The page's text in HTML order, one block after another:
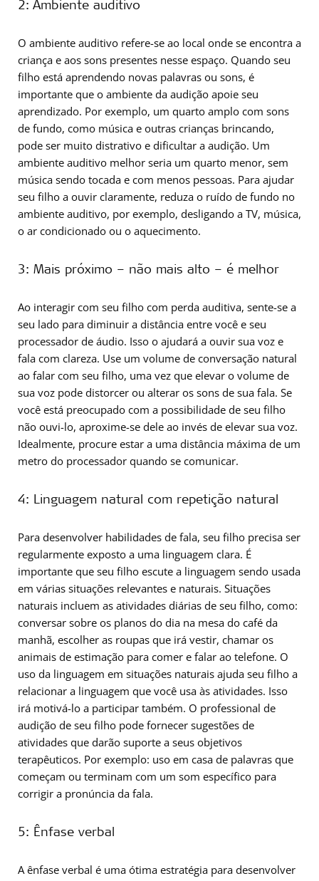
2: Ambiente auditivo
O ambiente auditivo refere-se ao local onde se encontra a
criança e aos sons presentes nesse espaço. Quando seu
filho está aprendendo novas palavras ou sons, é
importante que o ambiente da audição apoie seu
aprendizado. Por exemplo, um quarto amplo com sons
de fundo, como música e outras crianças brincando,
pode ser muito distrativo e dificultar a audição. Um
ambiente auditivo melhor seria um quarto menor, sem
música sendo tocada e com menos pessoas. Para ajudar
seu filho a ouvir claramente, reduza o ruído de fundo no
ambiente auditivo, por exemplo, desligando a TV, música,
o ar condicionado ou o aquecimento.
3: Mais próximo – não mais alto – é melhor
Ao interagir com seu filho com perda auditiva, sente-se a
seu lado para diminuir a distância entre você e seu
processador de áudio. Isso o ajudará a ouvir sua voz e
fala com clareza. Use um volume de conversação natural
ao falar com seu filho, uma vez que elevar o volume de
sua voz pode distorcer ou alterar os sons de sua fala. Se
você está preocupado com a possibilidade de seu filho
não ouvi-lo, aproxime-se dele ao invés de elevar sua voz.
Idealmente, procure estar a uma distância máxima de um
metro do processador quando se comunicar.
4: Linguagem natural com repetição natural
Para desenvolver habilidades de fala, seu filho precisa ser
regularmente exposto a uma linguagem clara. É
importante que seu filho escute a linguagem sendo usada
em várias situações relevantes e naturais. Situações
naturais incluem as atividades diárias de seu filho, como:
conversar sobre os planos do dia na mesa do café da
manhã, escolher as roupas que irá vestir, chamar os
animais de estimação para comer e falar ao telefone. O
uso da linguagem em situações naturais ajuda seu filho a
relacionar a linguagem que você usa às atividades. Isso
irá motivá-lo a participar também. O professional de
audição de seu filho pode fornecer sugestões de
atividades que darão suporte a seus objetivos
terapêuticos. Por exemplo: uso em casa de palavras que
começam ou terminam com um som específico para
corrigir a pronúncia da fala.
5: Ênfase verbal
A ênfase verbal é uma ótima estratégia para desenvolver